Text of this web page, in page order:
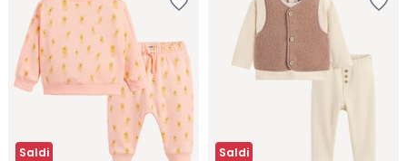
Saldi Saldi